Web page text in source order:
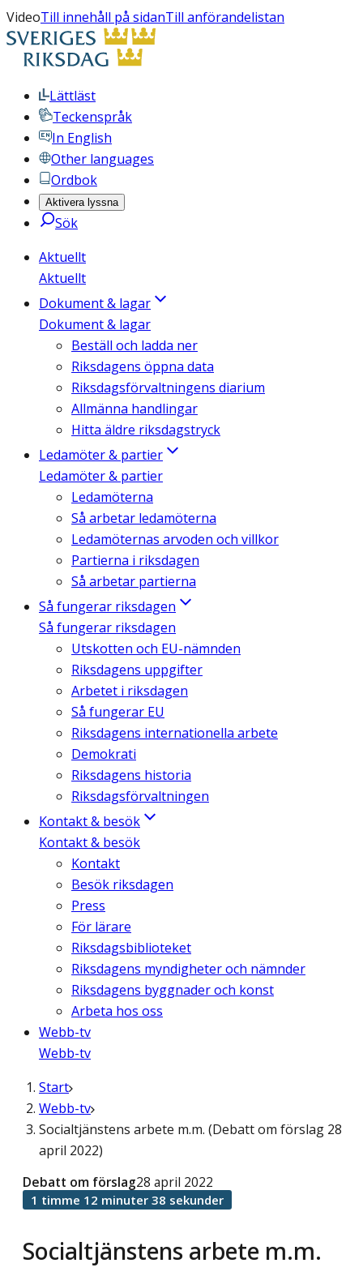
VideoTill innehåll på sidanTill anförandelistan
Lättläst
Teckenspråk
In English
Other languages
Ordbok
Aktivera lyssna
Sök
Aktuellt
Aktuellt
Dokument & lagar
Dokument & lagar
Beställ och ladda ner
Riksdagens öppna data
Riksdagsförvaltningens diarium
Allmänna handlingar
Hitta äldre riksdagstryck
Ledamöter & partier
Ledamöter & partier
Ledamöterna
Så arbetar ledamöterna
Ledamöternas arvoden och villkor
Partierna i riksdagen
Så arbetar partierna
Så fungerar riksdagen
Så fungerar riksdagen
Utskotten och EU-nämnden
Riksdagens uppgifter
Arbetet i riksdagen
Så fungerar EU
Riksdagens internationella arbete
Demokrati
Riksdagens historia
Riksdagsförvaltningen
Kontakt & besök
Kontakt & besök
Kontakt
Besök riksdagen
Press
För lärare
Riksdagsbiblioteket
Riksdagens myndigheter och nämnder
Riksdagens byggnader och konst
Arbeta hos oss
Webb-tv
Webb-tv
Start
Webb-tv
Socialtjänstens arbete m.m. (Debatt om förslag 28
april 2022)
Socialtjänstens arbete m.m.
Debatt om förslag28 april 2022
1 timme 12 minuter 38 sekunder